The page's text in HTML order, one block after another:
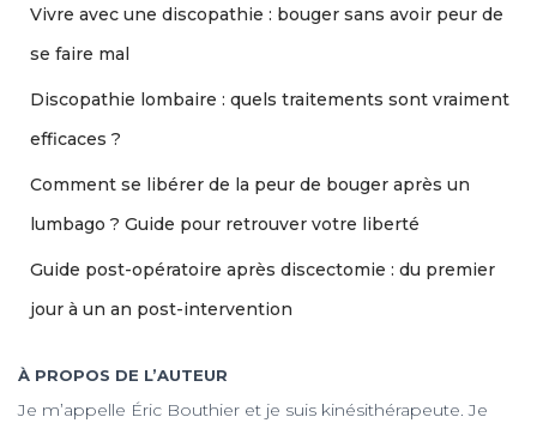
Vivre avec une discopathie : bouger sans avoir peur de
se faire mal
Discopathie lombaire : quels traitements sont vraiment
efficaces ?
Comment se libérer de la peur de bouger après un
lumbago ? Guide pour retrouver votre liberté
Guide post-opératoire après discectomie : du premier
jour à un an post-intervention
À PROPOS DE L’AUTEUR
Je m’appelle Éric Bouthier et je suis kinésithérapeute. Je